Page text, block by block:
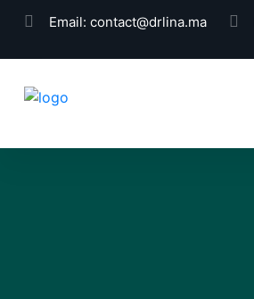
Email: contact@drlina.ma